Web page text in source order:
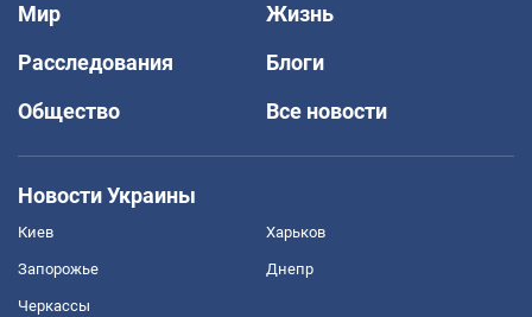
Мир
Жизнь
Расследования
Блоги
Общество
Все новости
Новости Украины
Киев Харьков
Запорожье Днепр
Черкассы